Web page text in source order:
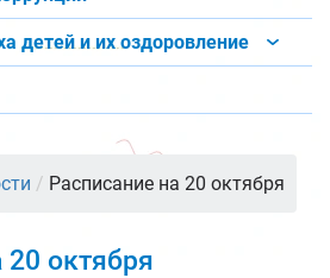
детей и их оздоровление
/ Расписание на 20 октября
20 октября